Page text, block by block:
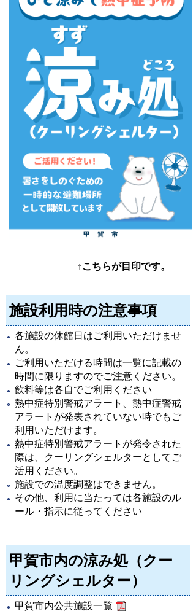
↑こちらが目印です。
施設利用時の注意事項
各施設の休館日はご利用いただけませ
ん。
ご利用いただける時間は一覧に記載の
時間に限りますのでご注意ください。
飲料等は各自でご利用ください
熱中症特別警戒アラート、熱中症警戒
アラートが発表されていない時でもご
利用いただけます。
熱中症特別警戒アラートが発令された
際は、クーリングシェルターとしてご
活用ください。
施設での温度調整はできません。
その他、利用に当たっては各施設のル
ール・指示に従ってください
甲賀市内の涼み処（クー
リングシェルター）
甲賀市内公共施設一覧